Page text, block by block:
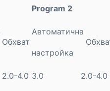
Program 2
Обхват
Автоматична
настройка
2.0-4.0 3.0 2.0-4.0